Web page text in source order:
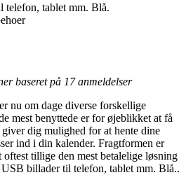
tablet mm. Blå.
baseret på 17anmeldelser
nu om dage diverse forskellige
mest benyttede er for øjeblikket at få
dig mulighed for at hente dine
ind i din kalender. Fragtformen er
tillige den mest betalelige løsning
billader til telefon, tablet mm. Blå..